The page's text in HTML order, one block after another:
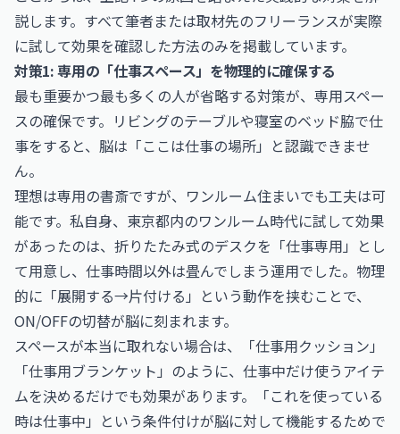
説します。すべて筆者または取材先のフリーランスが実際
に試して効果を確認した方法のみを掲載しています。
対策1: 専用の「仕事スペース」を物理的に確保する
最も重要かつ最も多くの人が省略する対策が、専用スペー
スの確保です。リビングのテーブルや寝室のベッド脇で仕
事をすると、脳は「ここは仕事の場所」と認識できませ
ん。
理想は専用の書斎ですが、ワンルーム住まいでも工夫は可
能です。私自身、東京都内のワンルーム時代に試して効果
があったのは、折りたたみ式のデスクを「仕事専用」とし
て用意し、仕事時間以外は畳んでしまう運用でした。物理
的に「展開する→片付ける」という動作を挟むことで、
ON/OFFの切替が脳に刻まれます。
スペースが本当に取れない場合は、「仕事用クッション」
「仕事用ブランケット」のように、仕事中だけ使うアイテ
ムを決めるだけでも効果があります。「これを使っている
時は仕事中」という条件付けが脳に対して機能するためで